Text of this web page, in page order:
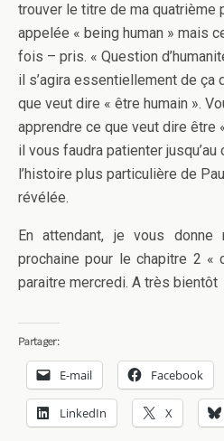
trouver le titre de ma quatrième
appelée « being human » mais
fois – pris. « Question
il s’agira essentiellement de ça
que veut dire « être humain ».
apprendre ce que veut dire être
il vous faudra patienter jusqu’au
l’histoire plus particulière de
révélée.
En attendant, je vous donne
prochaine pour le chapitre 2 «
paraitre mercredi. A très bientôt
Partager:
E-mail Facebook
LinkedIn X